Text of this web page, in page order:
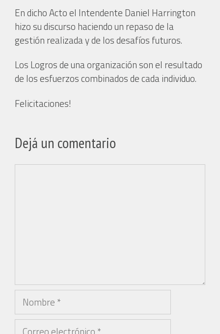
En dicho Acto el Intendente Daniel Harrington
hizo su discurso haciendo un repaso de la
gestión realizada y de los desafíos futuros.
Los Logros de una organización son el resultado
de los esfuerzos combinados de cada individuo.
Felicitaciones!
Dejá un comentario